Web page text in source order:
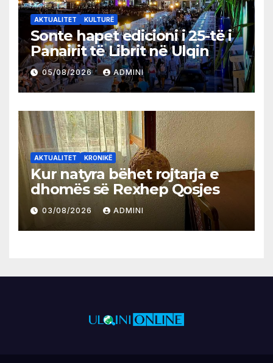
AKTUALITET KULTURË
Sonte hapet edicioni i 25-të i
Panairit të Librit në Ulqin
05/08/2026 ADMINI
AKTUALITET KRONIKË
Kur natyra bëhet rojtarja e
dhomës së Rexhep Qosjes
03/08/2026 ADMINI